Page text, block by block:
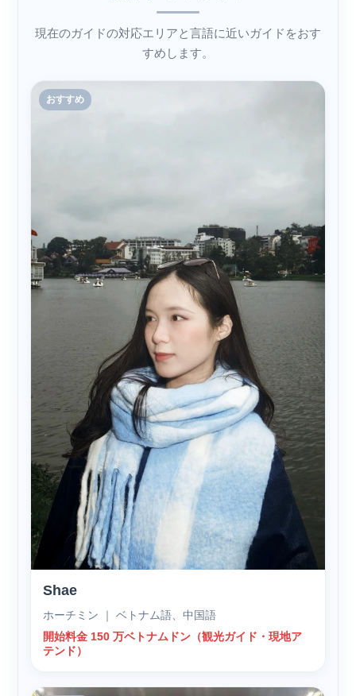
現在のガイドの対応エリアと言語に近いガイドをおす
すめします。
おすすめ
Shae
ホーチミン ｜ ベトナム語、中国語
開始料金 150 万ベトナムドン（観光ガイド・現地ア
テンド）